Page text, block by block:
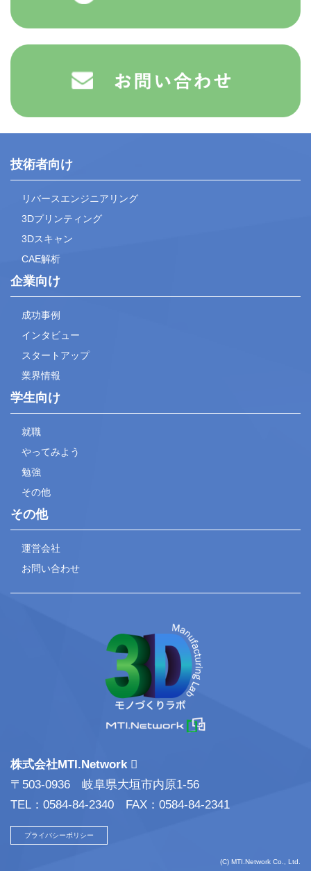
技術者向け
リバースエンジニアリング
3Dプリンティング
3Dスキャン
CAE解析
企業向け
成功事例
インタビュー
スタートアップ
業界情報
学生向け
就職
やってみよう
勉強
その他
その他
運営会社
お問い合わせ
株式会社MTI.Network
〒503-0936 岐阜県大垣市内原1-56
TEL：0584-84-2340 FAX：0584-84-2341
プライバシーポリシー
(C) MTI.Network Co., Ltd.